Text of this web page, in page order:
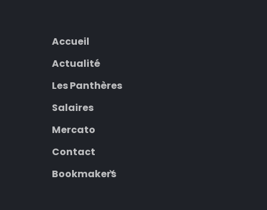
Accueil
Actualité
Les Panthères
Salaires
Mercato
Contact
Bookmakers